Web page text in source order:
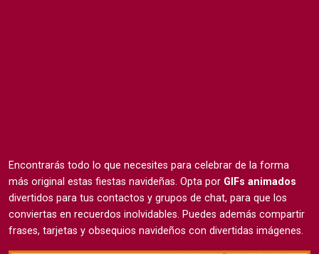
Encontrarás todo lo que necesites para celebrar de la forma
más original estas fiestas navideñas. Opta por GIFs animados
divertidos para tus contactos y grupos de chat, para que los
conviertas en recuerdos inolvidables. Puedes además compartir
frases, tarjetas y obsequios navideños con divertidas imágenes.